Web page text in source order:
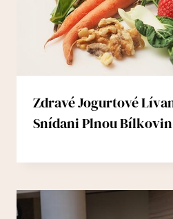
Zdravé Jogurtové
Snídani Plnou Bílkovin